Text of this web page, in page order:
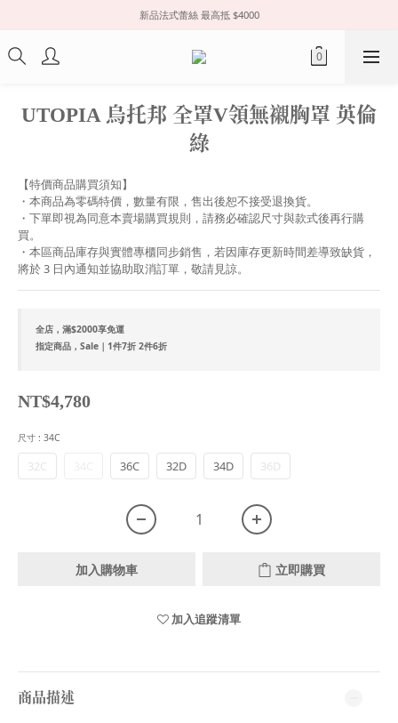
新品法式蕾絲 最高抵 $4000
UTOPIA 烏托邦 全罩V領無襯胸罩 英倫
綠
【特價商品購買須知】
・本商品為零碼特價，數量有限，售出後恕不接受退換貨。
・下單即視為同意本賣場購買規則，請務必確認尺寸與款式後再行購
買。
・本區商品庫存與實體專櫃同步銷售，若因庫存更新時間差導致缺貨，
將於 3 日內通知並協助取消訂單，敬請見諒。
全店，滿$2000享免運
指定商品，Sale｜1件7折 2件6折
NT$4,780
尺寸 : 34C
32C 36C 32D 34D 36D
加入購物車 立即購買
加入追蹤清單
商品描述